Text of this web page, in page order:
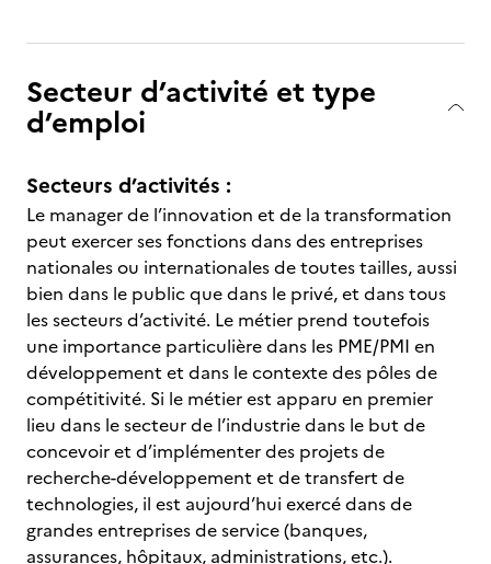
Secteur d’activité et type
d’emploi
Secteurs d’activités :
Le manager de l’innovation et de la transformation
peut exercer ses fonctions dans des entreprises
nationales ou internationales de toutes tailles, aussi
bien dans le public que dans le privé, et dans tous
les secteurs d’activité. Le métier prend toutefois
une importance particulière dans les PME/PMI en
développement et dans le contexte des pôles de
compétitivité. Si le métier est apparu en premier
lieu dans le secteur de l’industrie dans le but de
concevoir et d’implémenter des projets de
recherche-développement et de transfert de
technologies, il est aujourd’hui exercé dans de
grandes entreprises de service (banques,
assurances, hôpitaux, administrations, etc.).